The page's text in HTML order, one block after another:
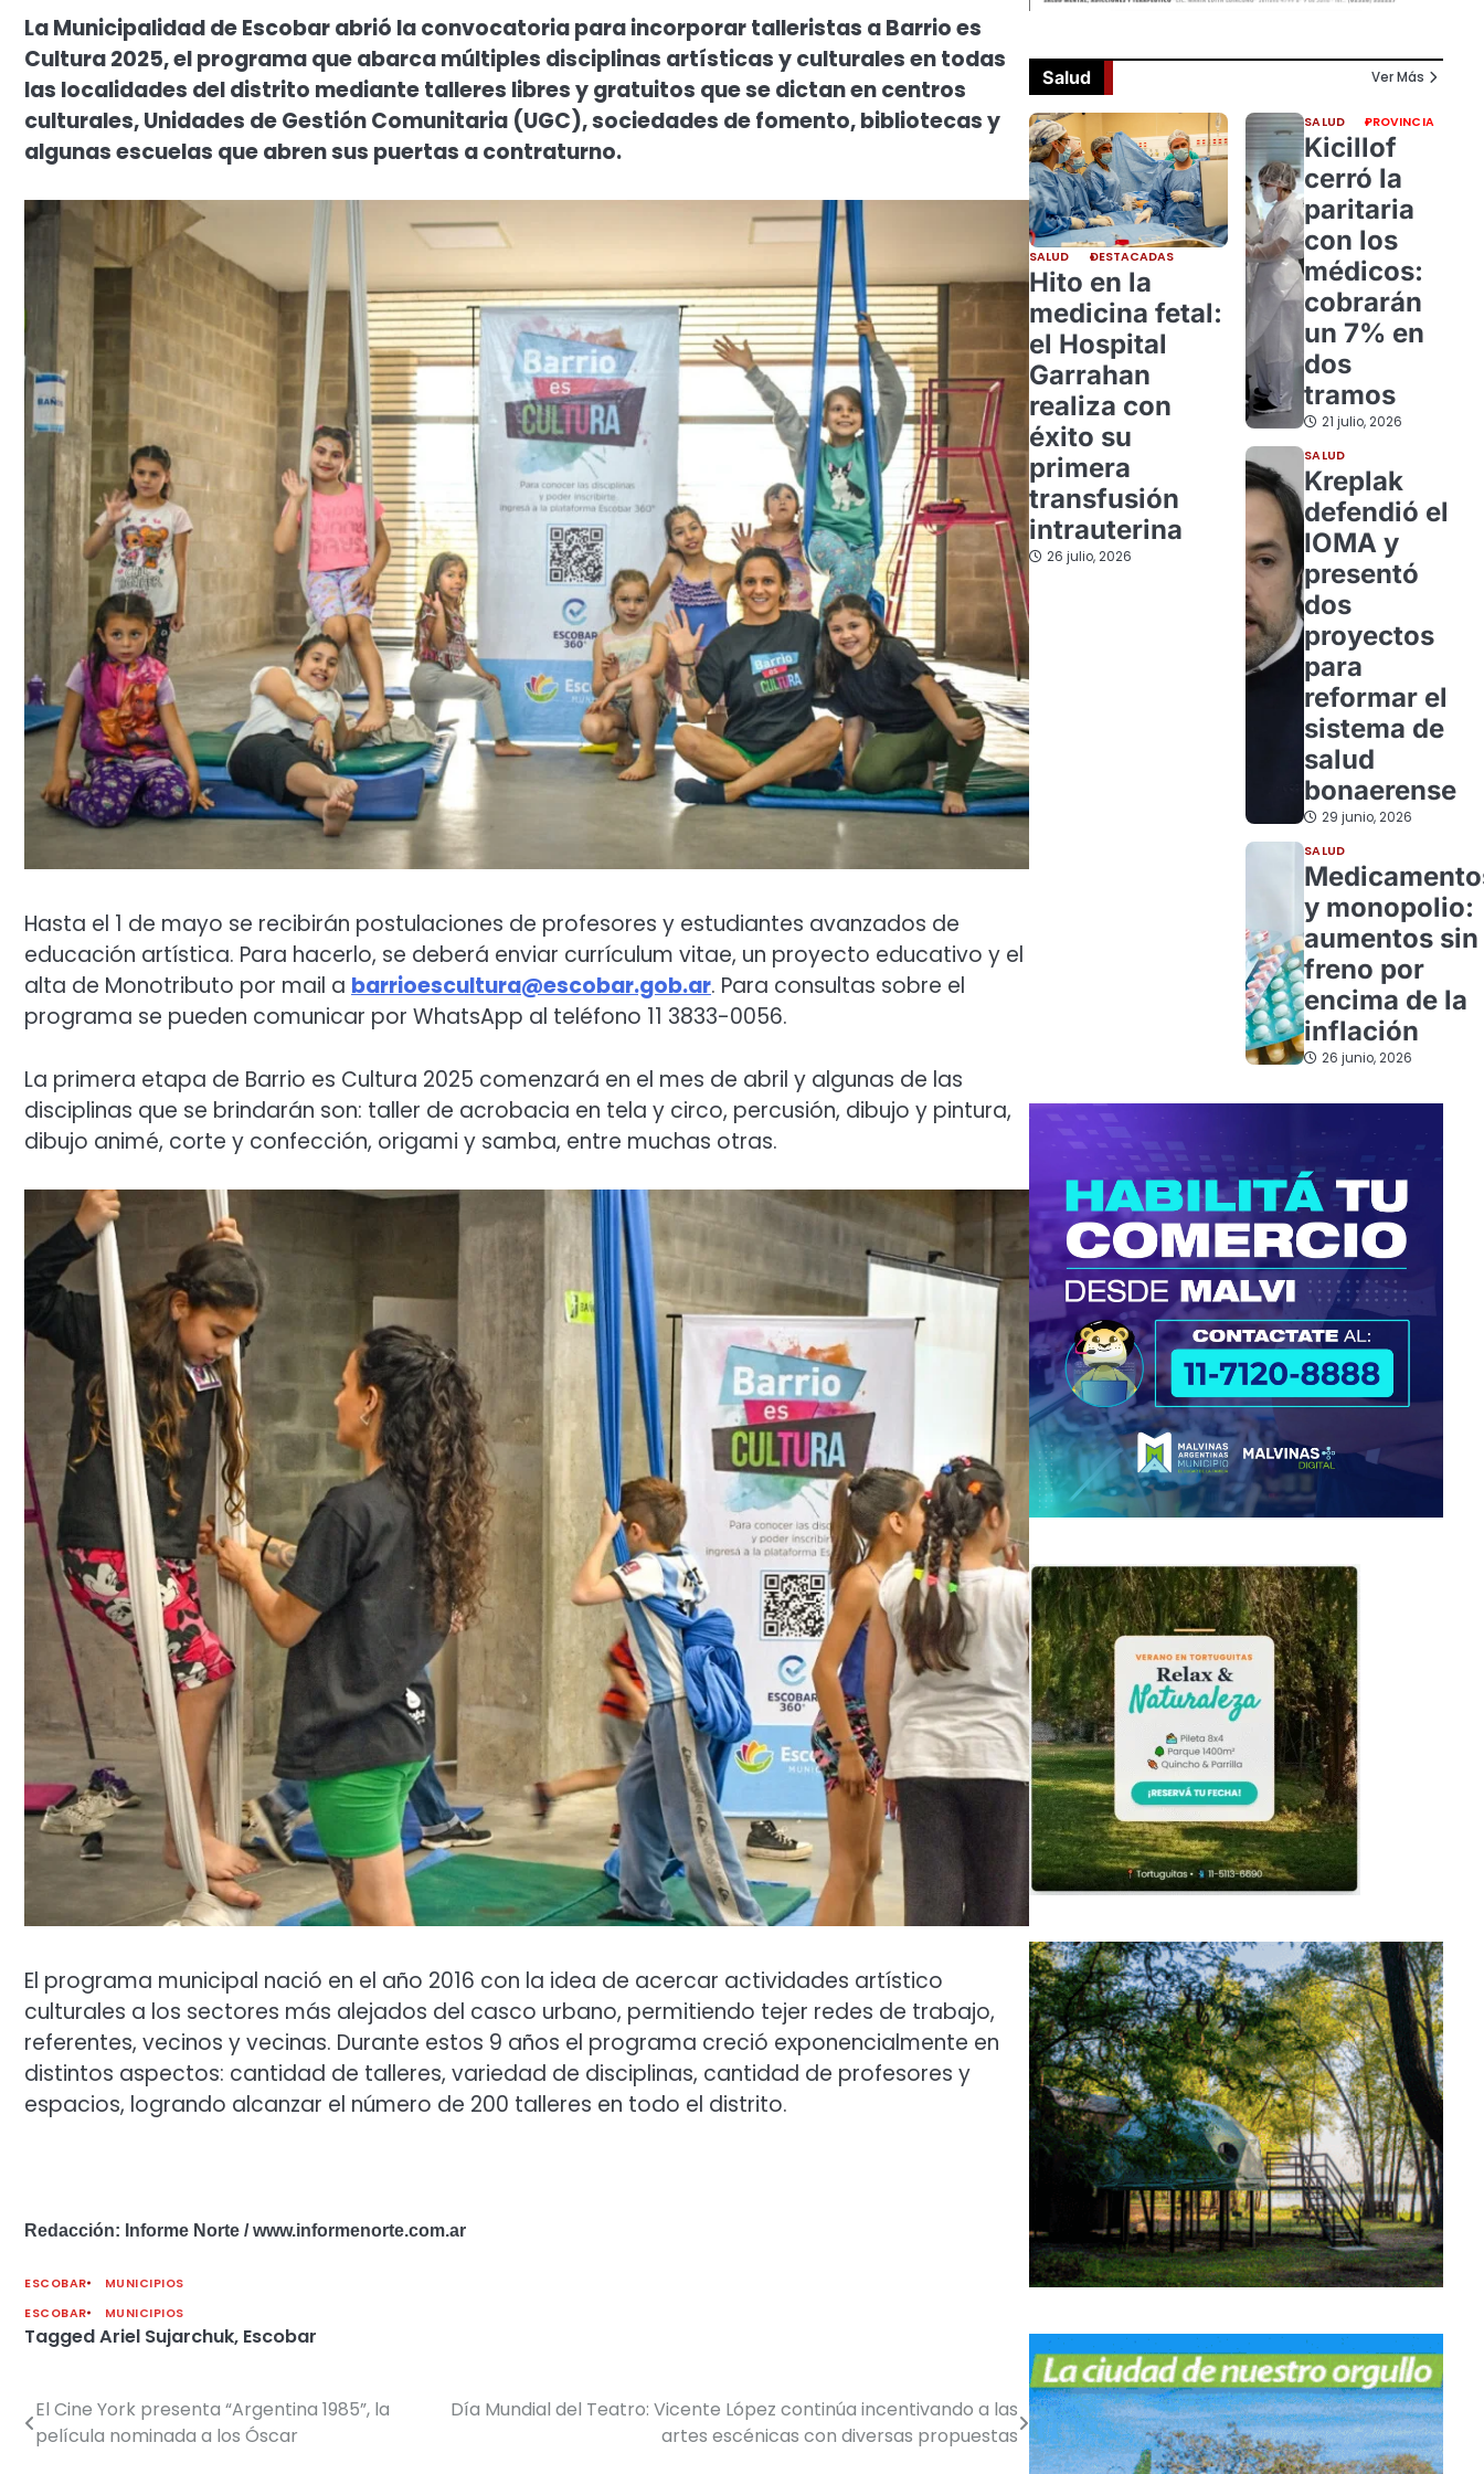
La Municipalidad de Escobar abrió la convocatoria para incorporar talleristas a Barrio es
Cultura 2025, el programa que abarca múltiples disciplinas artísticas y culturales en todas
las localidades del distrito mediante talleres libres y gratuitos que se dictan en centros
culturales, Unidades de Gestión Comunitaria (UGC), sociedades de fomento, bibliotecas y
algunas escuelas que abren sus puertas a contraturno.
Hasta el 1 de mayo se recibirán postulaciones de profesores y estudiantes avanzados de
educación artística. Para hacerlo, se deberá enviar currículum vitae, un proyecto educativo y el
alta de Monotributo por mail a barrioescultura@escobar.gob.ar. Para consultas sobre el
programa se pueden comunicar por WhatsApp al teléfono 11 3833-0056.
La primera etapa de Barrio es Cultura 2025 comenzará en el mes de abril y algunas de las
disciplinas que se brindarán son: taller de acrobacia en tela y circo, percusión, dibujo y pintura,
dibujo animé, corte y confección, origami y samba, entre muchas otras.
El programa municipal nació en el año 2016 con la idea de acercar actividades artístico
culturales a los sectores más alejados del casco urbano, permitiendo tejer redes de trabajo,
referentes, vecinos y vecinas. Durante estos 9 años el programa creció exponencialmente en
distintos aspectos: cantidad de talleres, variedad de disciplinas, cantidad de profesores y
espacios, logrando alcanzar el número de 200 talleres en todo el distrito.
Redacción: Informe Norte / www.informenorte.com.ar
ESCOBAR
MUNICIPIOS
ESCOBAR
MUNICIPIOS
TaggedAriel Sujarchuk, Escobar
Navegación
de
El Cine York presenta “Argentina 1985”, la
película nominada a los Óscar
Día Mundial del Teatro: Vicente López continúa incentivando a las
artes escénicas con diversas propuestas
Salud Ver Más
SALUD DESTACADAS
Hito en la
medicina fetal:
el Hospital
Garrahan
realiza con
éxito su
primera
transfusión
intrauterina
26 julio, 2026
SALUD PROVINCIA
Kicillof
cerró la
paritaria
con los
médicos:
cobrarán
un 7% en
dos
tramos
21 julio, 2026
SALUD
Kreplak
defendió el
IOMA y
presentó
dos
proyectos
para
reformar el
sistema de
salud
bonaerense
29 junio, 2026
SALUD
y monopolio:
aumentos sin
freno por
encima de la
inflación
26 junio, 2026